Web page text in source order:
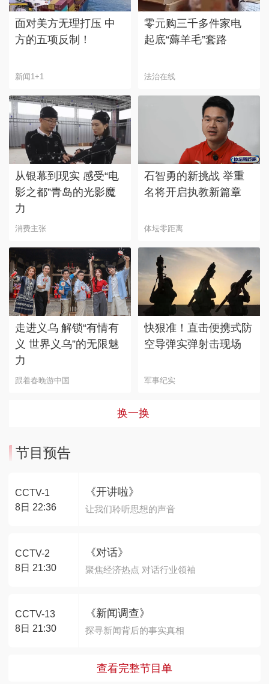
面对美方无理打压 中
方的五项反制！
新闻1+1
零元购三千多件家电
起底“薅羊毛”套路
法治在线
从银幕到现实 感受“电
影之都”青岛的光影魔
力
消费主张
石智勇的新挑战 举重
名将开启执教新篇章
体坛零距离
走进义乌 解锁“有情有
义 世界义乌”的无限魅
力
跟着春晚游中国
快狠准！直击便携式防
空导弹实弹射击现场
军事纪实
换一换
节目预告
CCTV-1
8日 22:36
《开讲啦》
让我们聆听思想的声音
CCTV-2
8日 21:30
《对话》
聚焦经济热点 对话行业领袖
CCTV-13
8日 21:30
《新闻调查》
探寻新闻背后的事实真相
查看完整节目单